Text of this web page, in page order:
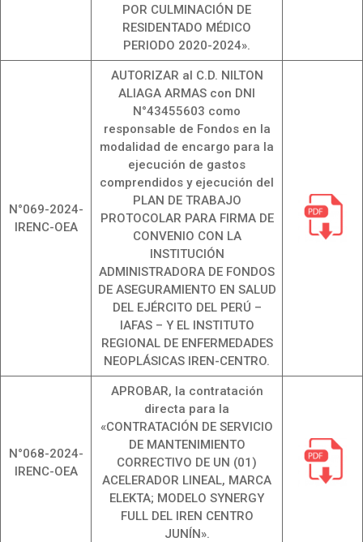
POR CULMINACIÓN DE
RESIDENTADO MÉDICO
PERIODO 2020-2024».
N°069-2024-
IRENC-OEA
AUTORIZAR al C.D. NILTON
ALIAGA ARMAS con DNI
N°43455603 como
responsable de Fondos en la
modalidad de encargo para la
ejecución de gastos
comprendidos y ejecución del
PLAN DE TRABAJO
PROTOCOLAR PARA FIRMA DE
CONVENIO CON LA
INSTITUCIÓN
ADMINISTRADORA DE FONDOS
DE ASEGURAMIENTO EN SALUD
DEL EJÉRCITO DEL PERÚ –
IAFAS – Y EL INSTITUTO
REGIONAL DE ENFERMEDADES
NEOPLÁSICAS IREN-CENTRO.
N°068-2024-
IRENC-OEA
APROBAR, la contratación
directa para la
«CONTRATACIÓN DE SERVICIO
DE MANTENIMIENTO
CORRECTIVO DE UN (01)
ACELERADOR LINEAL, MARCA
ELEKTA; MODELO SYNERGY
FULL DEL IREN CENTRO
JUNÍN».